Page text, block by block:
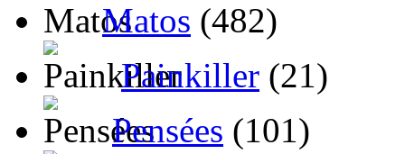
Matos (482)
Painkiller (21)
Pensées (101)